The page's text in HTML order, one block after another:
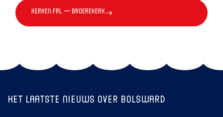
kerken.frl – Broerekerk
Het laatste nieuws over Bolsward